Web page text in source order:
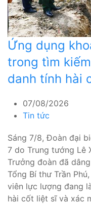
Ứng dụng
trong tìm
danh tính hài
07/08/2026
Tin tức
Sáng 7/8, Đoàn đại
7 do Trung tướng Lê
Trưởng đoàn đã
Tổng Bí thư Trần
viên lực lượng đang
hài cốt liệt sĩ và xác